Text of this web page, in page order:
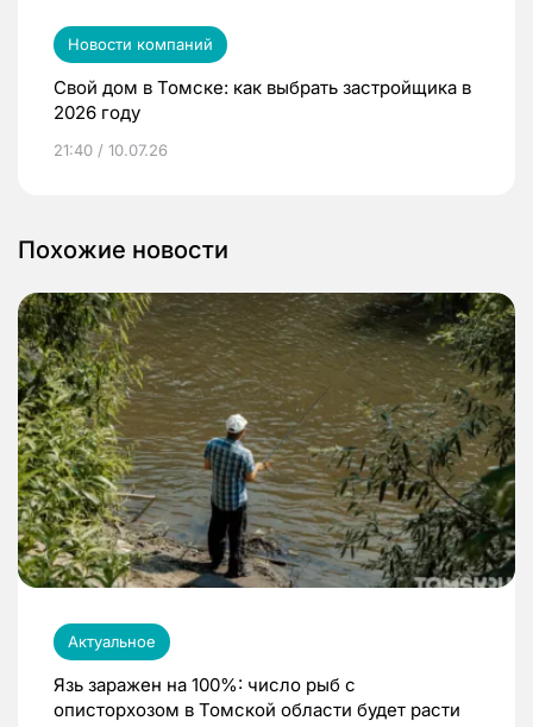
Новости компаний
Свой дом в Томске: как выбрать застройщика в
2026 году
21:40 / 10.07.26
Похожие новости
Актуальное
Язь заражен на 100%: число рыб с
описторхозом в Томской области будет расти